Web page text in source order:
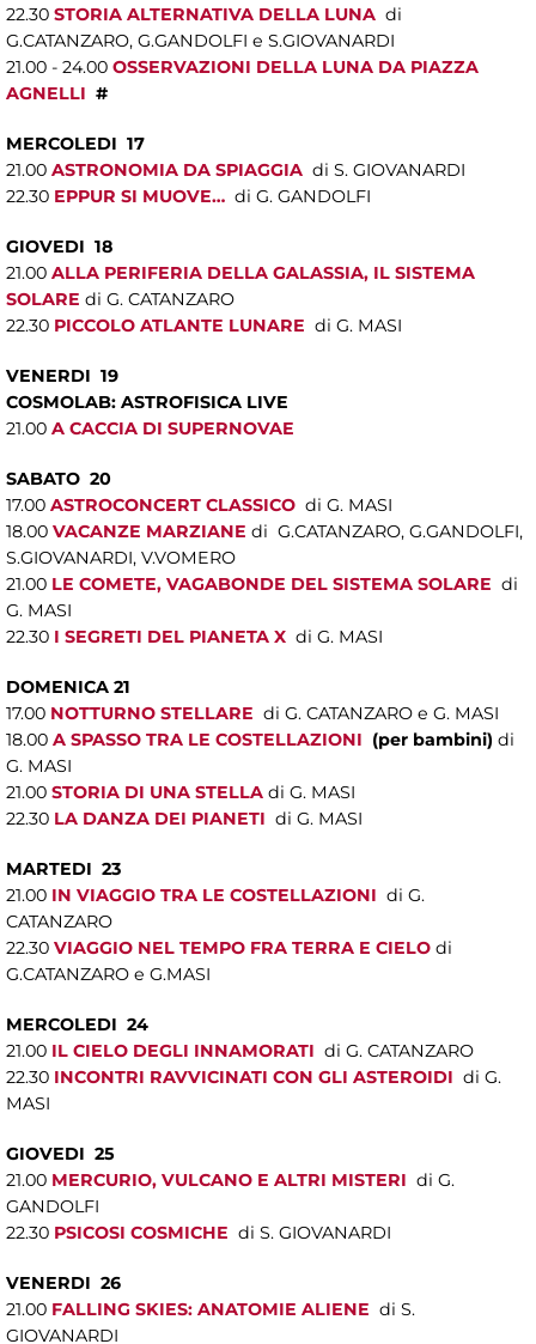
22.30 STORIA ALTERNATIVA DELLA LUNA di
G.CATANZARO, G.GANDOLFI e S.GIOVANARDI
21.00 - 24.00 OSSERVAZIONI DELLA LUNA DA PIAZZA
AGNELLI #
MERCOLEDI 17
21.00 ASTRONOMIA DA SPIAGGIA di S. GIOVANARDI
22.30 EPPUR SI MUOVE… di G. GANDOLFI
GIOVEDI 18
21.00 ALLA PERIFERIA DELLA GALASSIA, IL SISTEMA
SOLARE di G. CATANZARO
22.30 PICCOLO ATLANTE LUNARE di G. MASI
VENERDI 19
COSMOLAB: ASTROFISICA LIVE
21.00 A CACCIA DI SUPERNOVAE
SABATO 20
17.00 ASTROCONCERT CLASSICO di G. MASI
18.00 VACANZE MARZIANE di G.CATANZARO, G.GANDOLFI,
S.GIOVANARDI, V.VOMERO
21.00 LE COMETE, VAGABONDE DEL SISTEMA SOLARE di
G. MASI
22.30 I SEGRETI DEL PIANETA X di G. MASI
DOMENICA 21
17.00 NOTTURNO STELLARE di G. CATANZARO e G. MASI
18.00 A SPASSO TRA LE COSTELLAZIONI (per bambini) di
G. MASI
21.00 STORIA DI UNA STELLA di G. MASI
22.30 LA DANZA DEI PIANETI di G. MASI
MARTEDI 23
21.00 IN VIAGGIO TRA LE COSTELLAZIONI di G.
CATANZARO
22.30 VIAGGIO NEL TEMPO FRA TERRA E CIELO di
G.CATANZARO e G.MASI
MERCOLEDI 24
21.00 IL CIELO DEGLI INNAMORATI di G. CATANZARO
22.30 INCONTRI RAVVICINATI CON GLI ASTEROIDI di G.
MASI
GIOVEDI 25
21.00 MERCURIO, VULCANO E ALTRI MISTERI di G.
GANDOLFI
22.30 PSICOSI COSMICHE di S. GIOVANARDI
VENERDI 26
21.00 FALLING SKIES: ANATOMIE ALIENE di S.
GIOVANARDI